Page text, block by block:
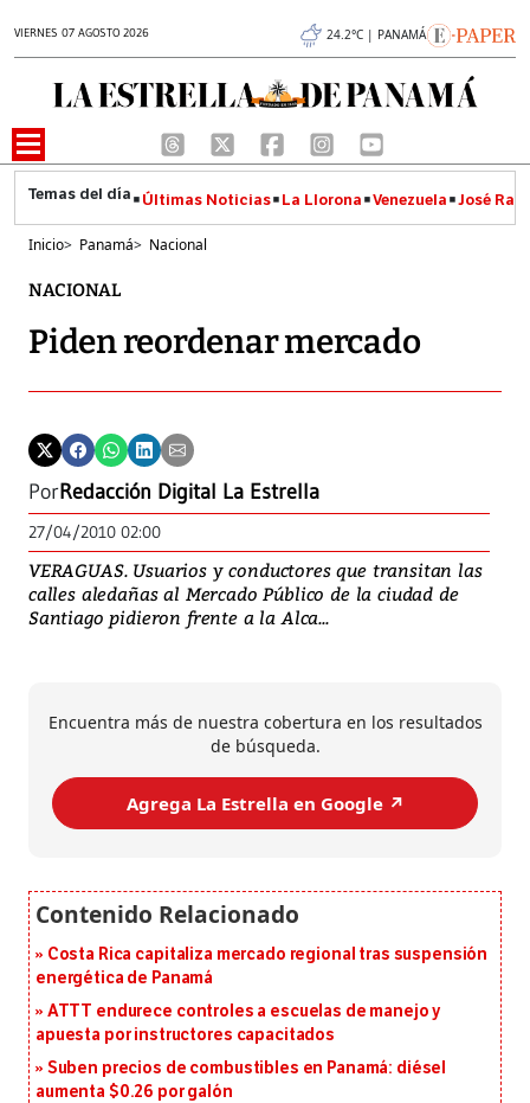
VIERNES 07 AGOSTO 2026 24.2°C | PANAMÁ
Últimas Noticias La Llorona Venezuela José
Inicio> Panamá> Nacional
NACIONAL
Piden reordenar mercado
PorRedacción Digital La Estrella
27/04/2010 02:00
VERAGUAS. Usuarios y conductores que transitan las
calles aledañas al Mercado Público de la ciudad de
Santiago pidieron frente a la Alca...
Encuentra más de nuestra cobertura en los resultados
de búsqueda.
Agrega La Estrella en Google ↗️
Costa Rica capitaliza mercado regional tras suspensión
energética de Panamá
ATTT endurece controles a escuelas de manejo y
apuesta por instructores capacitados
Suben precios de combustibles en Panamá: diésel
aumenta $0.26 por galón